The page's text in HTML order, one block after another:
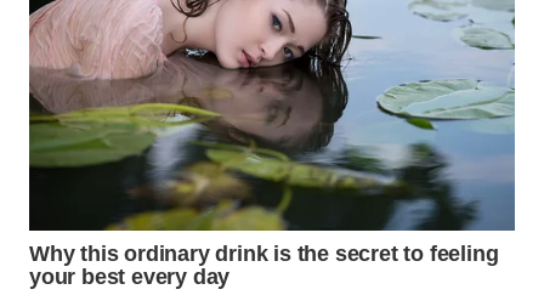
WAHANA
OTOMOTIF
WAHANA
HEALTH
WISATA